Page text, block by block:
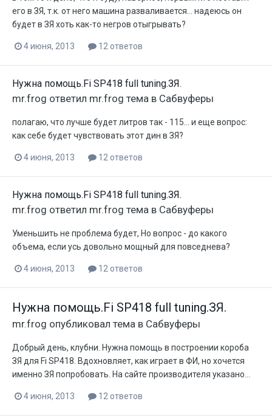
его в ЗЯ, т.к. от него машина разваливается... надеюсь он
будет в ЗЯ хоть как-то негров отыгрывать?
4 июня, 2013 12 ответов
Нужна помощь.Fi SP418 full tuning.ЗЯ.
mr.frog ответил mr.frog тема в Сабвуферы
полагаю, что лучше будет литров так - 115... и еще вопрос:
как себе будет чувствовать этот дин в ЗЯ?
4 июня, 2013 12 ответов
Нужна помощь.Fi SP418 full tuning.ЗЯ.
mr.frog ответил mr.frog тема в Сабвуферы
Уменьшить не проблема будет, Но вопрос - до какого
объема, если усь довольно мощный для повседнева?
4 июня, 2013 12 ответов
Нужна помощь.Fi SP418 full tuning.ЗЯ.
mr.frog опубликовал тема в Сабвуферы
Добрый день, клубни. Нужна помощь в построении короба
ЗЯ для Fi SP418. Вдохновляет, как играет в ФИ, но хочется
именно ЗЯ попробовать. На сайте производителя указано...
4 июня, 2013 12 ответов